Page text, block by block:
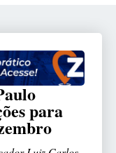
para